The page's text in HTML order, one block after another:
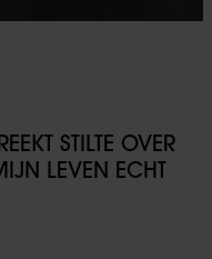
STILTE OVER
LEVEN ECHT